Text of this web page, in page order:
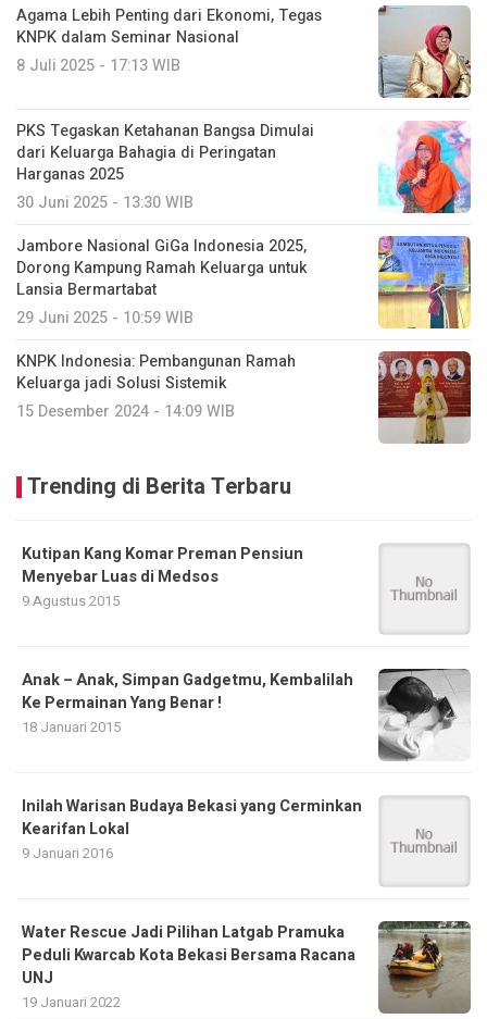
Agama Lebih Penting dari Ekonomi, Tegas
KNPK dalam Seminar Nasional
8 Juli 2025 - 17:13 WIB
PKS Tegaskan Ketahanan Bangsa Dimulai
dari Keluarga Bahagia di Peringatan
Harganas 2025
30 Juni 2025 - 13:30 WIB
Jambore Nasional GiGa Indonesia 2025,
Dorong Kampung Ramah Keluarga untuk
Lansia Bermartabat
29 Juni 2025 - 10:59 WIB
KNPK Indonesia: Pembangunan Ramah
Keluarga jadi Solusi Sistemik
15 Desember 2024 - 14:09 WIB
Trending di Berita Terbaru
Kutipan Kang Komar Preman Pensiun
Menyebar Luas di Medsos
9 Agustus 2015
Anak – Anak, Simpan Gadgetmu, Kembalilah
Ke Permainan Yang Benar !
18 Januari 2015
Inilah Warisan Budaya Bekasi yang Cerminkan
Kearifan Lokal
9 Januari 2016
Water Rescue Jadi Pilihan Latgab Pramuka
Peduli Kwarcab Kota Bekasi Bersama Racana
UNJ
19 Januari 2022